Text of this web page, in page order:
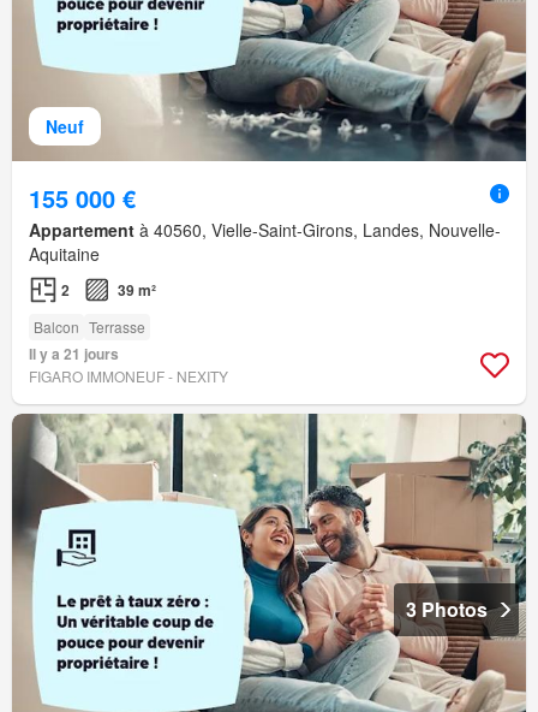
Neuf
155 000 €
Appartement à 40560, Vielle-Saint-Girons, Landes, Nouvelle-
Aquitaine
2 39 m²
Balcon Terrasse
Il y a 21 jours
FIGARO IMMONEUF - NEXITY
3 Photos